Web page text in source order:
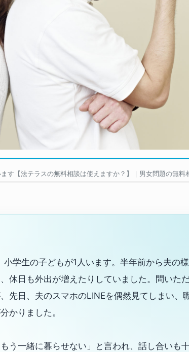
す【法テラスの無料相談は使えますか？】｜男女問題の無料
学生の子どもが1人います。半年前から夫の
休日も外出が増えたりしていました。問いた
先日、夫のスマホのLINEを偶然見てしまい、
かりました。
う一緒に暮らせない」と言われ、話し合いも